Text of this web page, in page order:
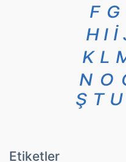
F G
H I İ
K L
N O
Ş T U
Etiketler